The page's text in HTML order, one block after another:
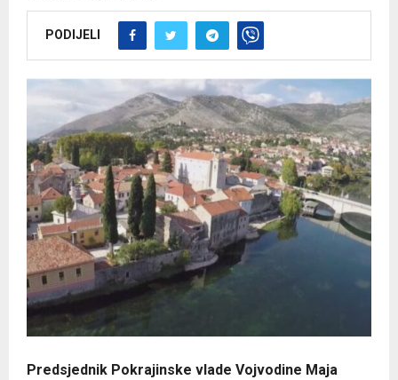
PODIJELI
Predsjednik Pokrajinske vlade Vojvodine Maja